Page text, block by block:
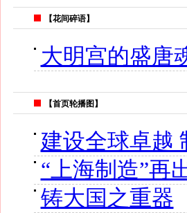
【花间碎语】
大明宫的盛唐
【首页轮播图】
建设全球卓越
“上海制造”再
铸大国之重器